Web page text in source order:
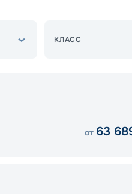
КЛАСС
от 63